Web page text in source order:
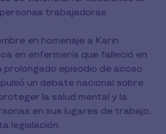
trabajadoras.
en homenaje a Karin
en enfermería que falleció en
episodio de acoso
un debate nacional sobre
la salud mental y la
en sus lugares de trabajo,
legislación.